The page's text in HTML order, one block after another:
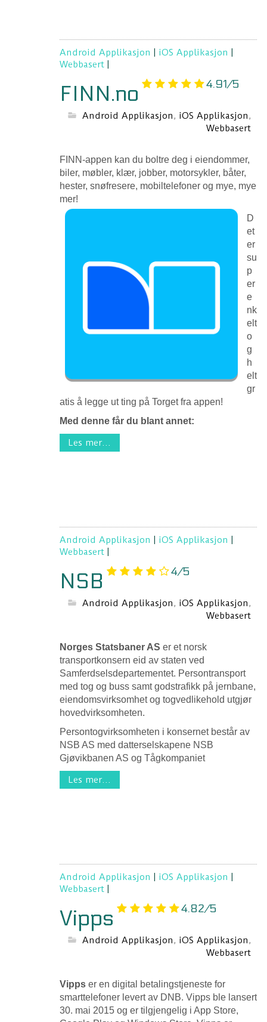
Android Applikasjon iOS Applikasjon
Webbasert
FINN.no 4.91/5
Android Applikasjon, iOS Applikasjon,
Webbasert
FINN-appen kan du boltre deg i eiendommer,
biler, møbler, klær, jobber, motorsykler, båter,
hester, snøfresere, mobiltelefoner og mye, mye
mer!
D
et
er
su
p
er
e
nk
elt
o
g
h
elt
gr
atis å legge ut ting på Torget fra appen!
Med denne får du blant annet:
Les mer...
Android Applikasjon iOS Applikasjon
Webbasert
NSB 4/5
Android Applikasjon, iOS Applikasjon,
Webbasert
Norges Statsbaner ASer et norsk
transportkonsern eid av staten ved
Samferdselsdepartementet. Persontransport
med tog og buss samt godstrafikk på jernbane,
eiendomsvirksomhet og togvedlikehold utgjør
hovedvirksomheten.
Persontogvirksomheten i konsernet består av
NSB AS med datterselskapene NSB
Gjøvikbanen AS og Tågkompaniet
Les mer...
Android Applikasjon iOS Applikasjon
Webbasert
Vipps 4.82/5
Android Applikasjon, iOS Applikasjon,
Webbasert
Vipps er en digital betalingstjeneste for
smarttelefoner levert av DNB. Vipps ble lansert
30. mai 2015 og er tilgjengelig i App Store,